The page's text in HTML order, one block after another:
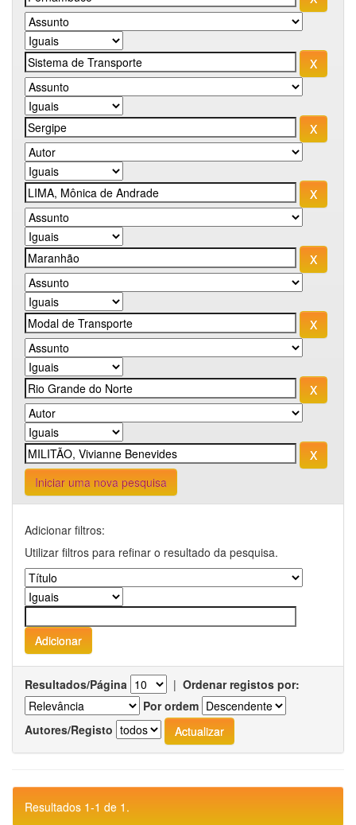
Iniciar uma nova pesquisa
Adicionar filtros:
Utilizar filtros para refinar o resultado da pesquisa.
Resultados/Página | Ordenar registos por:
Por ordem
Autores/Registo
Resultados 1-1 de 1.